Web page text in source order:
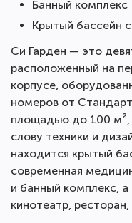
Банный комплекс
Крытый бассейн
Си Гарден — это
расположенный на
корпусе,
номеров от
площадью до 100
слову техники и
находится крытый
современная
и банный комплекс,
кинотеатр,